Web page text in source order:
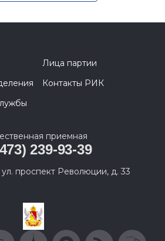
Лица партии
Контакты РИК
приемная
239-93-39
проспект Революции, д. 33